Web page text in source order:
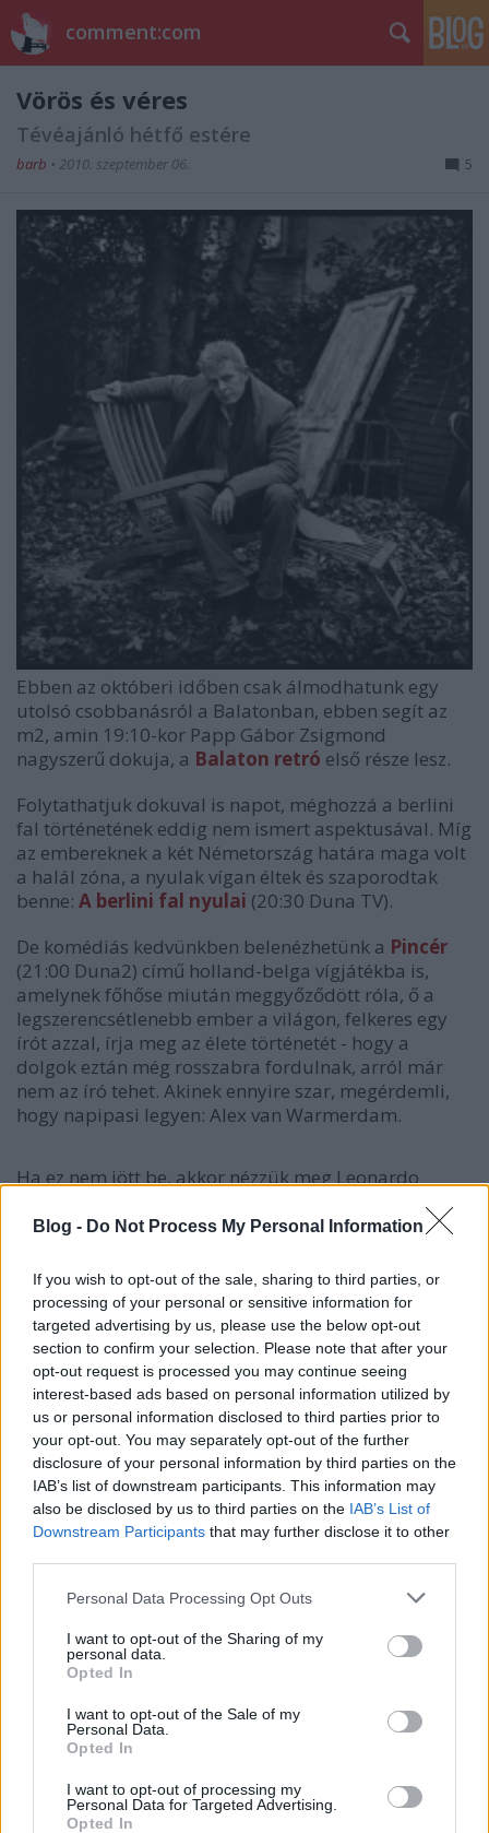
Blog - Do Not Process My Personal Information
If you wish to opt-out of the sale, sharing to third parties, or
processing of your personal or sensitive information for
targeted advertising by us, please use the below opt-out
section to confirm your selection. Please note that after your
opt-out request is processed you may continue seeing
interest-based ads based on personal information utilized by
us or personal information disclosed to third parties prior to
your opt-out. You may separately opt-out of the further
disclosure of your personal information by third parties on the
IAB’s list of downstream participants. This information may
also be disclosed by us to third parties on the IAB’s List of
Downstream Participants that may further disclose it to other
Please note that this website/app uses one or more Google
not limited to your visit or usage behaviour. You may click to
grant or deny consent to Google and its third-party tags to
use your data for below specified purposes in below Google
consent section.
Personal Data Processing Opt Outs
I want to opt-out of the Sharing of my
personal data.
Opted In
I want to opt-out of the Sale of my
Personal Data.
Opted In
I want to opt-out of processing my
Personal Data for Targeted Advertising.
Opted In
comment:com
Vörös és véres
Tévéajánló hétfő estére
barb • 2010. szeptember 06. 5
Ebben az októberi időben csak álmodhatunk egy
utolsó csobbanásról a Balatonban, ebben segít az
m2, amin 19:10-kor Papp Gábor Zsigmond
nagyszerű dokuja, a Balaton retró első része lesz.
Folytathatjuk dokuval is napot, méghozzá a berlini
fal történetének eddig nem ismert aspektusával. Míg
az embereknek a két Németország határa maga volt
a halál zóna, a nyulak vígan éltek és szaporodtak
benne: A berlini fal nyulai (20:30 Duna TV).
De komédiás kedvünkben belenézhetünk a Pincér
(21:00 Duna2) című holland-belga vígjátékba is,
amelynek főhőse miután meggyőződött róla, ő a
legszerencsétlenebb ember a világon, felkeres egy
írót azzal, írja meg az élete történetét - hogy a
dolgok eztán még rosszabra fordulnak, arról már
nem az író tehet. Akinek ennyire szar, megérdemli,
hogy napipasi legyen: Alex van Warmerdam.
Ha ez nem jött be, akkor nézzük meg Leonardo
ban (21:20)
nézhető meg, a filmet eddig csak a HBO és
már átvándorolt a jóval szélesebb körnek elérhető
Coolra.
Egyszer nézhetős thrillerből eztán is van kínálat, a
Viasat3 például A vörös sárkányt (22:35) adja, ami
a Hannibal Lecter-sorozat leggyengébb darabja. Az
HBO megAz árulóval (23:05) és Guy Pearce
sármjával támad, ám a csavaros összeesküvéses
sztori sajnos végül unalmas terroristázásra vált.
autonómia
Ajánlott bejegyzések:
Folytatódik a zombivadászat